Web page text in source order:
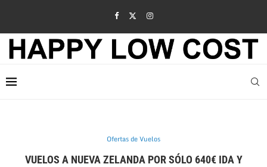
Ofertas de Vuelos
VUELOS A NUEVA ZELANDA POR SÓLO 640€ IDA Y